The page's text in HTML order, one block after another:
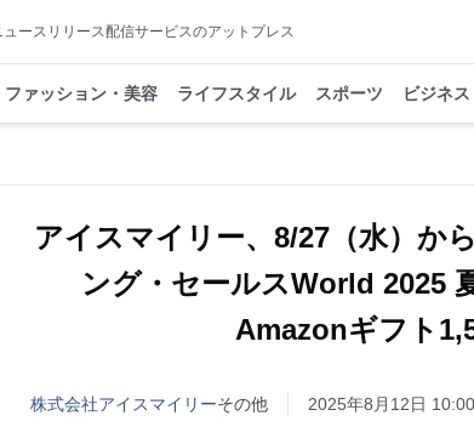
ースリリース配信サービスのアットプレス
ファッション・美容 ライフスタイル スポーツ ビジネス
アイスマイリー、8/27（水）か
ング・セールスWorld 2025
Amazonギフト
株式会社アイスマイリーその他 2025年8月12日 10:00